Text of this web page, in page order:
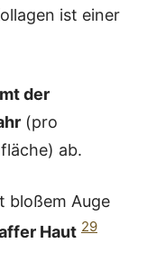
ist einer
der
(pro
ab.
bloßem Auge
Haut 29